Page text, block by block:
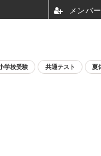
学校受験 共通テスト 夏